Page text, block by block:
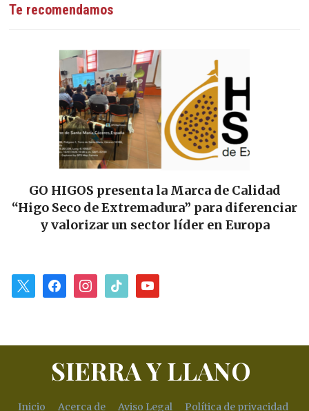
Te recomendamos
GO HIGOS presenta la Marca de Calidad
“Higo Seco de Extremadura” para diferenciar
y valorizar un sector líder en Europa
facebookinstagram
tiktok youtube
SIERRA Y LLANO
Inicio Acerca de Aviso Legal Política de privacidad